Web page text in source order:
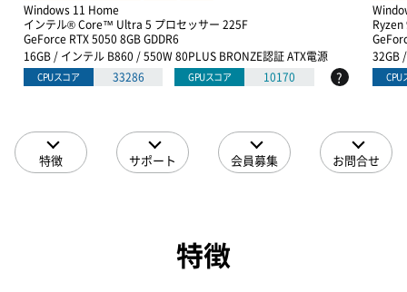
Windows 11 Home
インテル® Core™ Ultra 5 プロセッサー 225F
GeForce RTX 5050 8GB GDDR6
16GB / インテル B860 / 550W 80PLUS BRONZE認証 ATX電源
CPUスコア 33286 GPUスコア 10170 ?
Ryzen
32GB
CPU
特徴 サポート 会員募集 お問合せ
特徴